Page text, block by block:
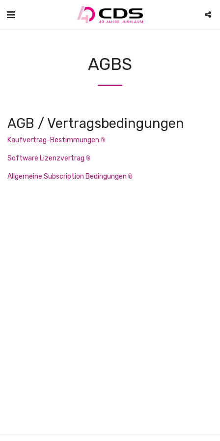
AGBS
AGB / Vertragsbedingungen
Kaufvertrag-Bestimmungen
Software Lizenzvertrag
Allgemeine Subscription Bedingungen